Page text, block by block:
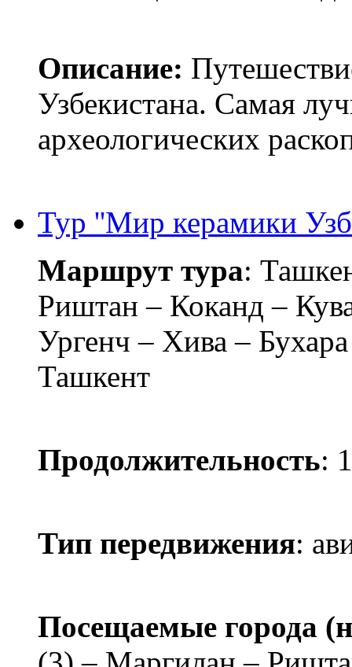
Описание:
Узбекистана. Самая
археологических
Тур ''Мир керамики
Маршрут тура:
Риштан – Коканд –
Ургенч – Хива –
Ташкент
Продолжительность:
Тип передвижения:
Посещаемые города